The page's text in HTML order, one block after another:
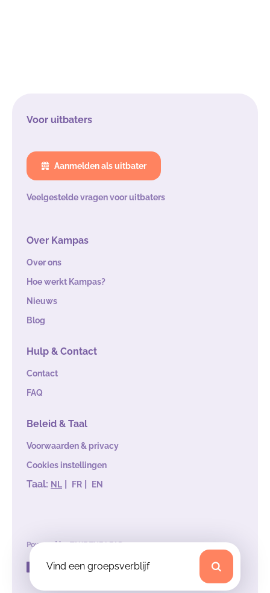
Vind een groepsverblijf
Voor uitbaters
Aanmelden als uitbater
Veelgestelde vragen voor uitbaters
Over Kampas
Over ons
Hoe werkt Kampas?
Nieuws
Blog
Hulp & Contact
Contact
FAQ
Beleid & Taal
Voorwaarden & privacy
Cookies instellingen
Taal: NL | FR | EN
Powered byTAKE THE LEAD